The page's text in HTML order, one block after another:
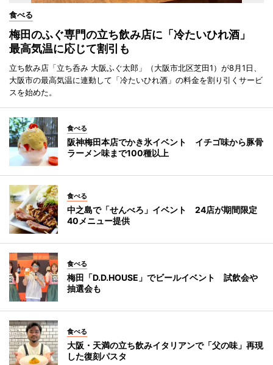
食べる
梅田のふぐ専門の立ち飲み店に「冷たいひれ酒」
最高気温に応じて割引も
立ち飲み店「立ち呑み 大阪ふぐ太郎」（大阪市北区芝田1）が8月1日、
大阪市の最高気温に連動して「冷たいひれ酒」の料金を割り引くサービ
スを始めた。
食べる
阪神梅田本店でかき氷イベント イチゴ味から豚骨
ラーメン味まで100種以上
食べる
中之島で「せんべろ」イベント 24店が期間限定
40メニュー提供
食べる
梅田「D.D.HOUSE」でビールイベント 試飲会や
抽選会も
食べる
大阪・天満の立ち飲みイタリアンで「父の味」再現
した復刻パスタ